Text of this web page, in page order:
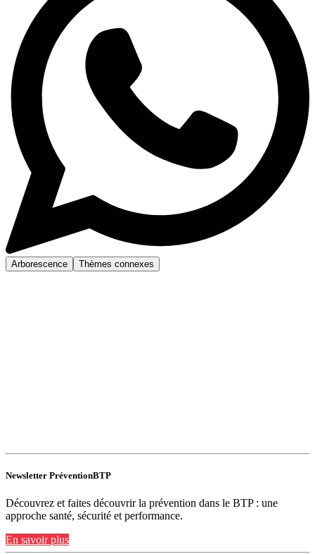
Arborescence Thèmes connexes
Newsletter PréventionBTP
Découvrez et faites découvrir la prévention dans le BTP : une
approche santé, sécurité et performance.
En savoir plus